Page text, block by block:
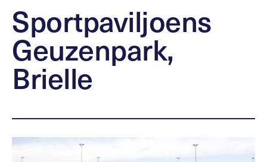
Sportpaviljoens
Geuzenpark,
Brielle